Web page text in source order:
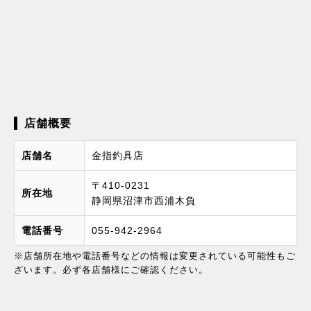
店舗概要
店舗名 金指釣具店
所在地
〒410-0231
静岡県沼津市西浦木負
電話番号 055-942-2964
※店舗所在地や電話番号などの情報は変更されている可能性もご
ざいます。必ず各店舗様にご確認ください。